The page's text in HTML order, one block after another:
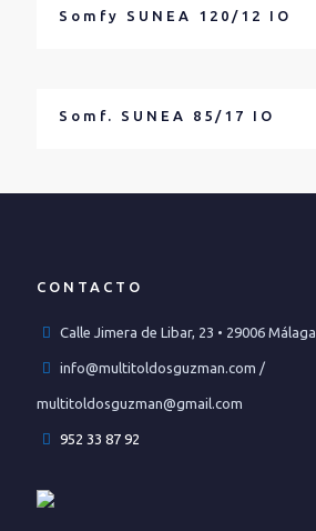
Somfy SUNEA 120/12 IO
Somf. SUNEA 85/17 IO
CONTACTO
Calle Jimera de Libar, 23 • 29006 Málaga
info@multitoldosguzman.com /
multitoldosguzman@gmail.com
952 33 87 92